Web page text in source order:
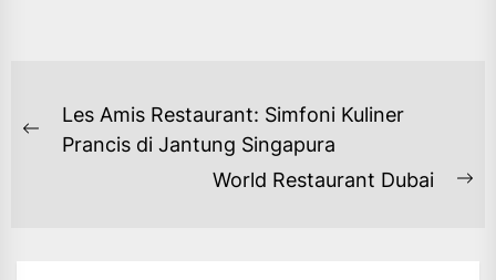
NAVIGASI
POS
Previous
Les Amis Restaurant: Simfoni Kuliner
Prancis di Jantung Singapura
World Restaurant Dubai